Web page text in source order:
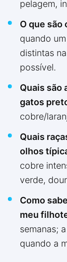
pelagem,
O que são
quando
distintas
possível.
Quais são
gatos
cobre/
Quais
olhos
cobre
verde,
Como
meu
semanas;
quando a